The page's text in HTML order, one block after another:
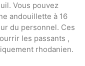
Vous pouvez
andouillette à 16
du personnel. Ces
les passants ,
rhodanien.